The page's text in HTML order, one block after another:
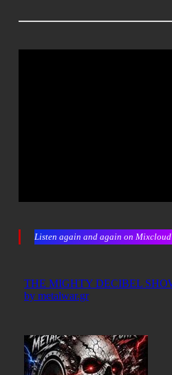
Listen again and again on Mixcloud